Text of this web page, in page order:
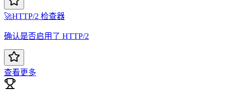
🚀HTTP/2 检查器
确认是否启用了 HTTP/2
查看更多